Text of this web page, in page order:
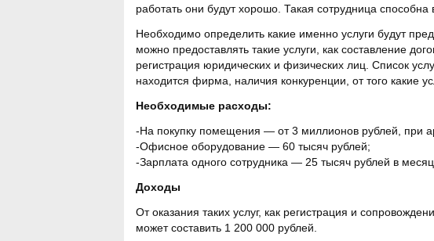
работать они будут хорошо. Такая сотрудница
Необходимо определить какие именно услуги будут
можно предоставлять такие услуги, как составление
регистрация юридических и физических лиц. Список
находится фирма, наличия конкуренции, от того какие
Необходимые расходы:
-На покупку помещения — от 3 миллионов рублей, при
-Офисное оборудование — 60 тысяч рублей;
-Зарплата одного сотрудника — 25 тысяч рублей в
Доходы
От оказания таких услуг, как регистрация и
может составить 1 200 000 рублей.